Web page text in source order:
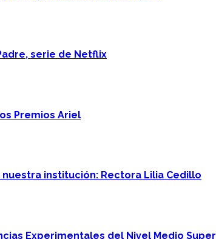
serie de Netflix
Premios Ariel
institución: Rectora Lilia Cedillo
Experimentales del Nivel Medio